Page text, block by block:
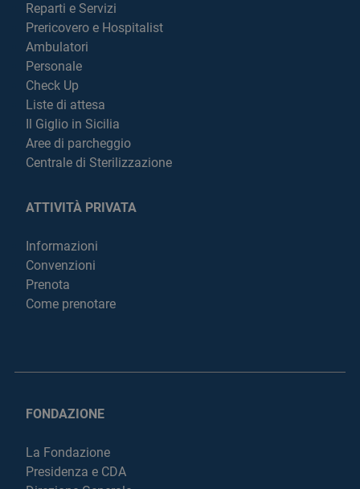
Reparti e Servizi
Prericovero e Hospitalist
Ambulatori
Personale
Check Up
Liste di attesa
Il Giglio in Sicilia
Aree di parcheggio
Centrale di Sterilizzazione
ATTIVITÀ PRIVATA
Informazioni
Convenzioni
Prenota
Come prenotare
FONDAZIONE
La Fondazione
Presidenza e CDA